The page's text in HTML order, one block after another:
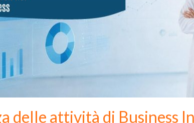
delle attività di Business